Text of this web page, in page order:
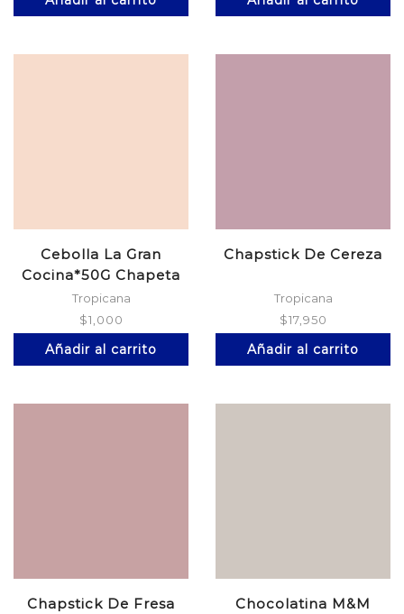
Cebolla La Gran
Cocina*50G Chapeta
Tropicana
$1,000
Añadir al carrito
Chapstick De Cereza
Tropicana
$17,950
Añadir al carrito
Chapstick De Fresa
Chocolatina M&M